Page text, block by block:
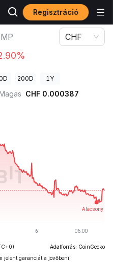
Regisztráció
CHAMP
CHF
200D 1Y
CHF 0.000387
Adatforrás: CoinGecko
jelent garanciát a jövőbeni